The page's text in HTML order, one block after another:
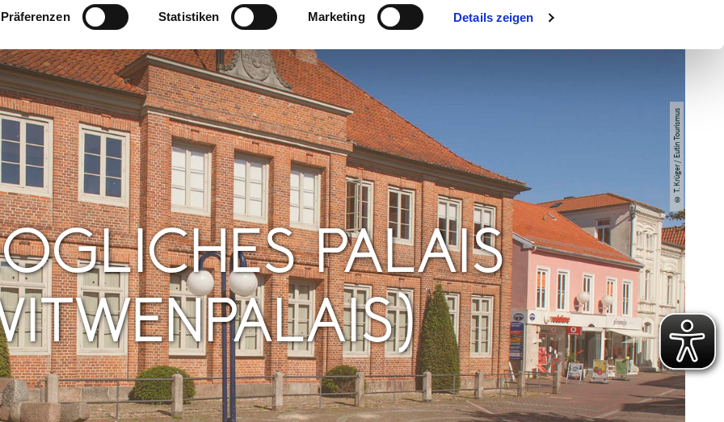
Präferenzen Statistiken Marketing Details zeigen
© T. Krüger / Eutin Tourismus
PALAIS